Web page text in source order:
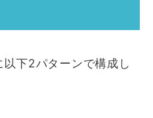
下2パターンで構成し